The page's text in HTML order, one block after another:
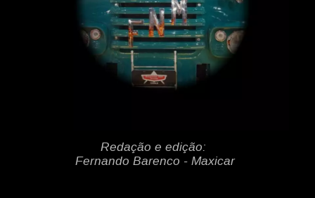
Redação e edição:
Fernando Barenco - Maxicar